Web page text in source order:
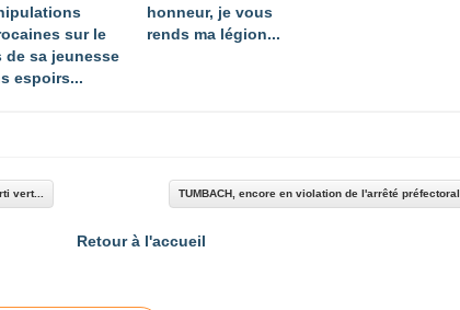
sur le
de sa jeunesse
espoirs...
honneur, je vous
rends ma légion...
vert... TUMBACH, encore en violation de l'arrêté préfectoral
Retour à l'accueil